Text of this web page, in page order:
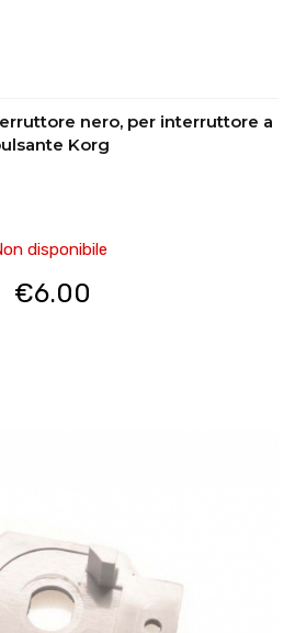
nero, per interruttore a
Korg
disponibile
€6.00